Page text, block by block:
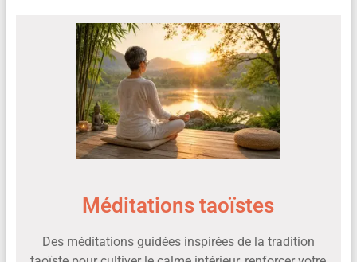
Méditations taoïstes
Des méditations guidées inspirées de la tradition